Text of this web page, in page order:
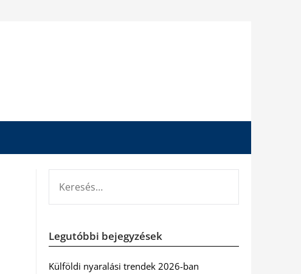
Legutóbbi bejegyzések
Külföldi nyaralási trendek 2026-ban